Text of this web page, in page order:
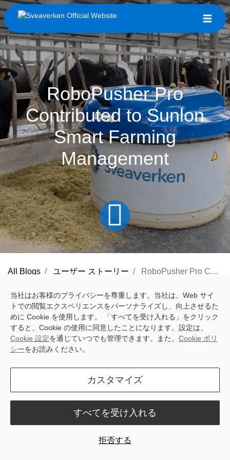
RoboPusher Pro
Contributed to Sunlon
Smart Farming
Management
All Blogs ユーザー ストーリー RoboPusher Pro Contributed to Sunlon Smart Farming Management
Background
The Beijing Dairy Cattle Center of Sunlon is one of the first
breeding farms in China. It is also the country’s largest and most
comprehensive center of dairy cattle production and breeding.
to manually accomplish such pushing frequency.
当社はお客様のプライバシーを尊重します。当社は、Web サイ
トでの閲覧エクスペリエンスをパーソナライズし、向上させるた
めに Cookie を使用します。 「すべてを受け入れる」をクリック
すると、Cookie の使用に同意したことになります。設定は、
Cookie 設定を通じていつでも管理できます。また、 Cookie ポリ
シーをお読みください。
カスタマイズ
拒否する
すべてを受け入れる